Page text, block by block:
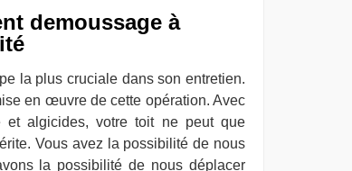
demoussage à
la plus cruciale dans son entretien.
en œuvre de cette opération. Avec
et algicides, votre toit ne peut que
Vous avez la possibilité de nous
la possibilité de nous déplacer